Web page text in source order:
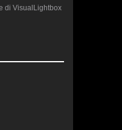
di VisualLightbox